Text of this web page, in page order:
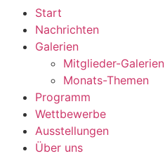
Start
Nachrichten
Galerien
Mitglieder-Galerien
Monats-Themen
Programm
Wettbewerbe
Ausstellungen
Über uns